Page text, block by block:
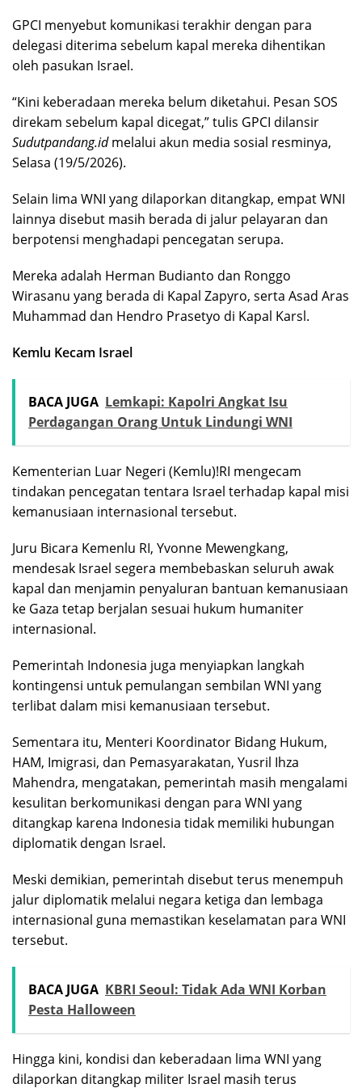
GPCI menyebut komunikasi terakhir dengan para
delegasi diterima sebelum kapal mereka dihentikan
oleh pasukan Israel.
“Kini keberadaan mereka belum diketahui. Pesan SOS
direkam sebelum kapal dicegat,” tulis GPCI dilansir
Sudutpandang.idmelalui akun media sosial resminya,
Selasa (19/5/2026).
Selain lima WNI yang dilaporkan ditangkap, empat WNI
lainnya disebut masih berada di jalur pelayaran dan
berpotensi menghadapi pencegatan serupa.
Mereka adalah Herman Budianto dan Ronggo
Wirasanu yang berada di Kapal Zapyro, serta Asad Aras
Muhammad dan Hendro Prasetyo di Kapal Karsl.
Kemlu Kecam Israel
BACA JUGA Lemkapi: Kapolri Angkat Isu
Perdagangan Orang Untuk Lindungi WNI
Kementerian Luar Negeri (Kemlu)!RI mengecam
tindakan pencegatan tentara Israel terhadap kapal misi
kemanusiaan internasional tersebut.
Juru Bicara Kemenlu RI, Yvonne Mewengkang,
mendesak Israel segera membebaskan seluruh awak
kapal dan menjamin penyaluran bantuan kemanusiaan
ke Gaza tetap berjalan sesuai hukum humaniter
internasional.
Pemerintah Indonesia juga menyiapkan langkah
kontingensi untuk pemulangan sembilan WNI yang
terlibat dalam misi kemanusiaan tersebut.
Sementara itu, Menteri Koordinator Bidang Hukum,
HAM, Imigrasi, dan Pemasyarakatan, Yusril Ihza
Mahendra, mengatakan, pemerintah masih mengalami
kesulitan berkomunikasi dengan para WNI yang
ditangkap karena Indonesia tidak memiliki hubungan
diplomatik dengan Israel.
Meski demikian, pemerintah disebut terus menempuh
jalur diplomatik melalui negara ketiga dan lembaga
internasional guna memastikan keselamatan para WNI
tersebut.
BACA JUGA KBRI Seoul: Tidak Ada WNI Korban
Pesta Halloween
Hingga kini, kondisi dan keberadaan lima WNI yang
dilaporkan ditangkap militer Israel masih terus